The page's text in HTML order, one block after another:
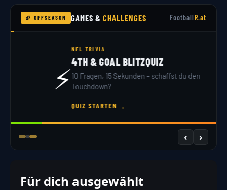
🏈 OFFSEASON GAMES &CHALLENGES FootballR.at
NFL DRAFT 2026
DRAFT SIMULATOR
32 Teams, 7 Runden – du bist GM. Hol dir dein
Scout-Rating!
JETZT DRAFTEN→
‹ ›
Für dich ausgewählt